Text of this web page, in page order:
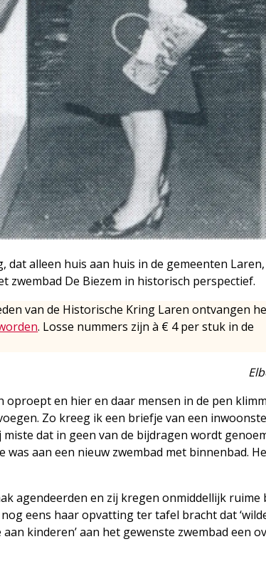
alleen huis aan huis in de gemeenten Laren,
zwembad De Biezem in historisch perspectief.
van de Historische Kring Laren ontvangen
. Losse nummers zijn à € 4 per stuk in de
en hier en daar mensen in de pen
Zo kreeg ik een briefje van een
dat in geen van de bijdragen wordt
aan een nieuw zwembad met binnenbad.
agendeerden en zij kregen onmiddellijk ruime
eens haar opvatting ter tafel bracht dat
kinderen’ aan het gewenste zwembad een